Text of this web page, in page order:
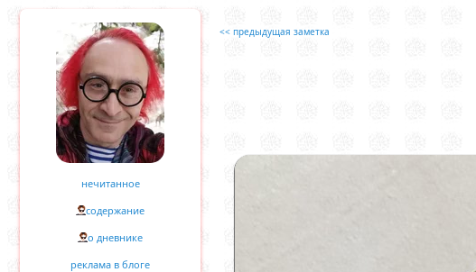
нечитанное
содержание
о дневнике
реклама в блоге
<< предыдущая заметка